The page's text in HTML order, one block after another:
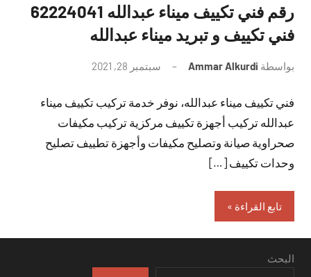
رقم فني تكييف ميناء عبدالله 62224041
فني تكييف و تبريد ميناء عبدالله
بواسطة Ammar Alkurdi سبتمبر 28, 2021
تعليقات
فني تكييف ميناء عبدالله، نوفر خدمة تركيب تكييف ميناء
عبدالله تركيب أجهزة تكييف مركزية تركيب مكيفات
صحراوية صيانة وتصليح مكيفات وأجهزة تطييف تصليح
وحدات تكييف […]
تابع القراءة
البحث